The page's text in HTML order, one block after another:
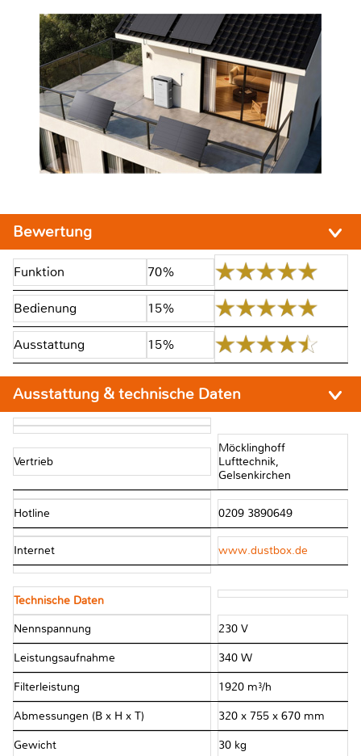
Bewertung
Funktion 70%
Bedienung 15%
Ausstattung 15%
Ausstattung & technische Daten
Vertrieb
Möcklinghoff
Lufttechnik,
Gelsenkirchen
Hotline 0209 3890649
Internet www.dustbox.de
Technische Daten
Nennspannung 230 V
Leistungsaufnahme 340 W
Filterleistung 1920 m³/h
Abmessungen (B x H x T) 320 x 755 x 670 mm
Gewicht 30 kg